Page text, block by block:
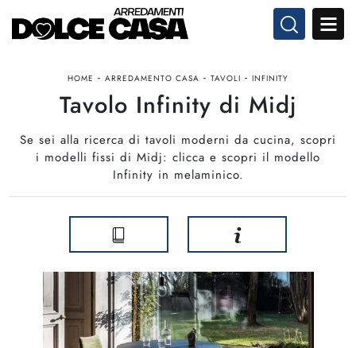
HOME - ARREDAMENTO CASA - TAVOLI - INFINITY
Tavolo Infinity di Midj
Se sei alla ricerca di tavoli moderni da cucina, scopri
i modelli fissi di Midj: clicca e scopri il modello
Infinity in melaminico.